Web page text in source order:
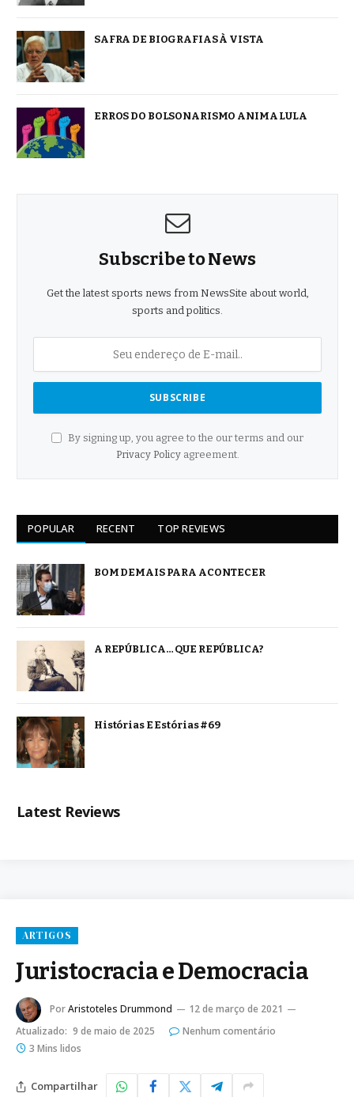
SAFRA DE BIOGRAFIAS À VISTA
ERROS DO BOLSONARISMO ANIMA LULA
Subscribe to News
Get the latest sports news from NewsSite about world,
sports and politics.
By signing up, you agree to the our terms and our
Privacy Policyagreement.
POPULAR RECENT TOP REVIEWS
BOM DEMAIS PARA ACONTECER
A REPÚBLICA… QUE REPÚBLICA?
Histórias E Estórias #69
Latest Reviews
ARTIGOS
Juristocracia e Democracia
PorAristoteles Drummond
12 de março de 2021
Atualizado: 9 de maio de 2025
Nenhum comentário
3 Mins lidos
Compartilhar